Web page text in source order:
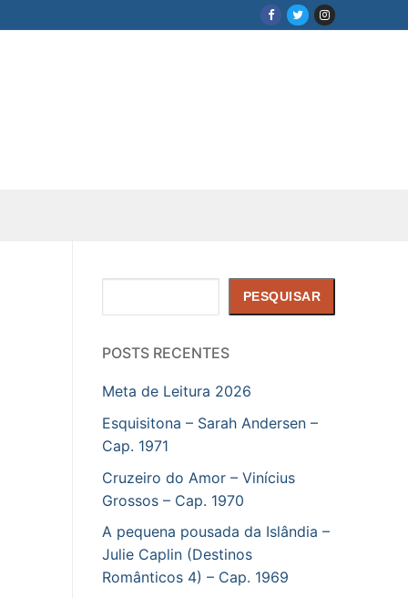
PESQUISAR
POSTS RECENTES
Meta de Leitura 2026
Esquisitona – Sarah Andersen –
Cap. 1971
Cruzeiro do Amor – Vinícius
Grossos – Cap. 1970
A pequena pousada da Islândia –
Julie Caplin (Destinos
Românticos 4) – Cap. 1969